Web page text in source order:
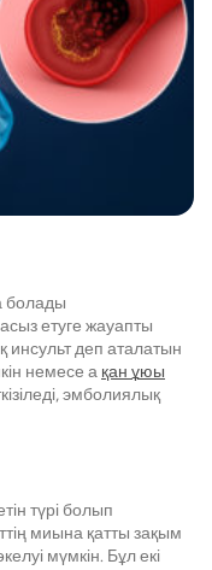
болады
етуге жауапты
инсульт деп аталатын
немесе а қан ұюы
эмболиялық
түрі болып
миына қатты зақым
мүмкін. Бұл екі